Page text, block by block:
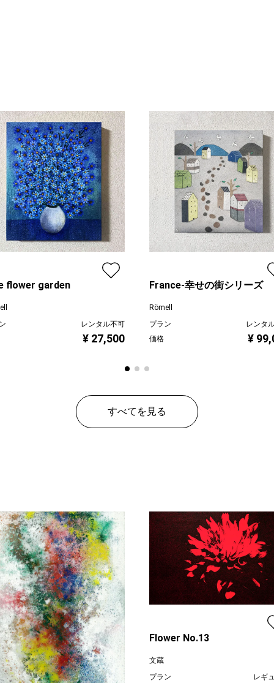
flower garden
レンタル不可
¥ 27,500
France-幸せの街シリーズ
Römell
プラン
レンタ
価格
¥
すべてを見る
Flower No.13
文蔵
プラン
レギ